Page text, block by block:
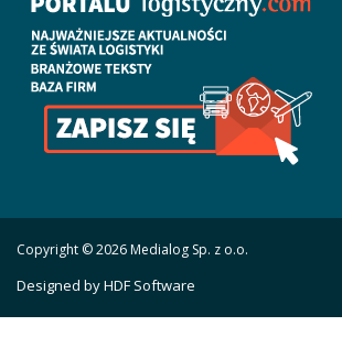
Copyright © 2026 Medialog Sp. z o.o.
Designed by HDF Software